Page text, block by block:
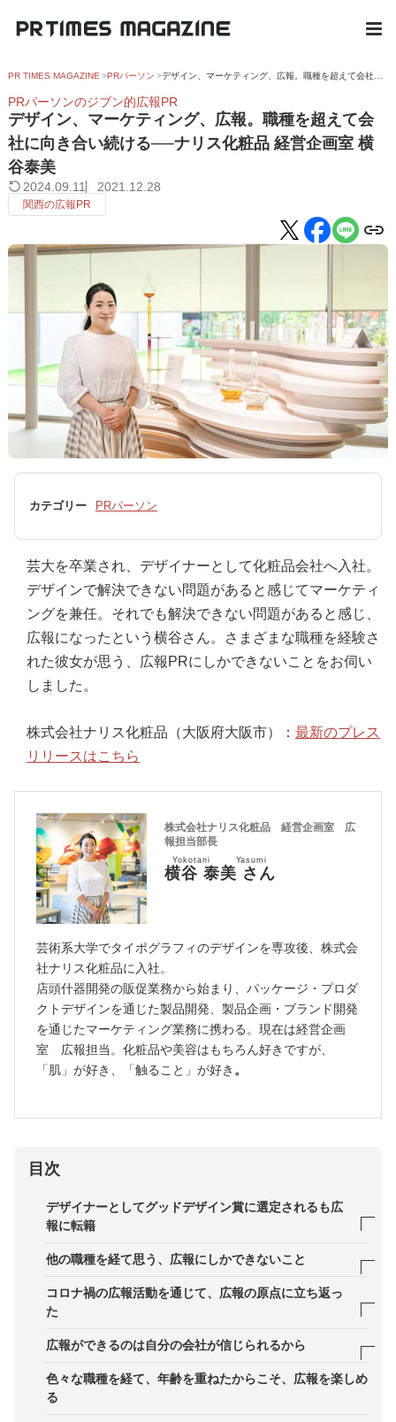
PR TIMES MAGAZINE PRパーソン デザイン、マーケティング、広報。職種を超えて会社に向き合い続ける──ナリス化粧品 経営企画室 横谷泰美
PRパーソンのジブン的広報PR
デザイン、マーケティング、広報。職種を超えて会
社に向き合い続ける──ナリス化粧品 経営企画室 横
谷泰美
2024.09.11 2021.12.28
関西の広報PR
カテゴリー PRパーソン
芸大を卒業され、デザイナーとして化粧品会社へ入社。
デザインで解決できない問題があると感じてマーケティ
ングを兼任。それでも解決できない問題があると感じ、
広報になったという横谷さん。さまざまな職種を経験さ
れた彼女が思う、広報PRにしかできないことをお伺い
しました。
株式会社ナリス化粧品（大阪府大阪市）： 最新のプレス
リリースはこちら
株式会社ナリス化粧品 経営企画室 広
報担当部長
横谷 泰美 さん
Yokotani Yasumi
芸術系大学でタイポグラフィのデザインを専攻後、株式会
社ナリス化粧品に入社。
店頭什器開発の販促業務から始まり、パッケージ・プロダ
クトデザインを通じた製品開発、製品企画・ブランド開発
を通じたマーケティング業務に携わる。現在は経営企画
室 広報担当。化粧品や美容はもちろん好きですが、
「肌」が好き、「触ること」が好き 。
目次
デザイナーとしてグッドデザイン賞に選定されるも広
報に転籍
── まずデザイナーとしてキャリアを歩みだしたん
たことはありましたか。
他の職種を経て思う、広報にしかできないこと
── 広報担当者としてどんなミッションに向かって
── 広報になって苦労されたことはありますか
コロナ禍の広報活動を通じて、広報の原点に立ち返っ
た
── コロナ禍で広報活動の手法や心境に変化はあり
広報ができるのは自分の会社が信じられるから
── 最後に、横谷さんにとって「広報」とはどんな
色々な職種を経て、年齢を重ねたからこそ、広報を楽しめ
る